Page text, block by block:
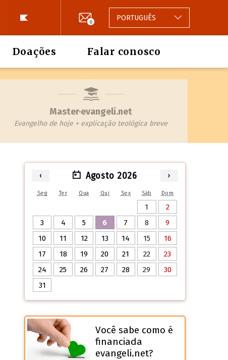
0 PORTUGUÊS
Doações Falar conosco
Master·evangeli.net
Evangelho de hoje + explicação teológica breve
‹ Agosto 2026 ›
Seg Ter Qua Qui Sex Sáb Dom
1
2
3
4 5 6 7 8
9
10
11 12 13 14 15
16
17
18 19 20 21 22
23
24
25 26 27 28 29
30
31
Você sabe como é
financiada
evangeli.net?